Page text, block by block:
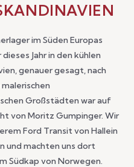
im Süden Europas
Jahr in den kühlen
genauer gesagt, nach
Großstädten war auf
von Moritz Gumpinger. Wir
Ford Transit von Hallein
und machten uns dort
Südkap von Norwegen.